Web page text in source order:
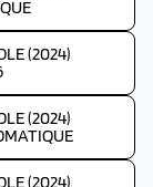
(2024)
(2024)
(2024)